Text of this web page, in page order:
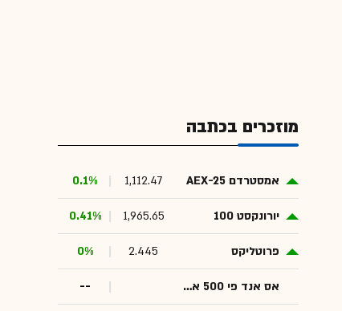
מוזכרים בכתבה
אמסטרדם AEX-25 1,112.47
0.1%
יורונקסט 100 1,965.65
0.41%
פרוטליקס 2.445
0%
אס אנד פי 500 אי-מיני --